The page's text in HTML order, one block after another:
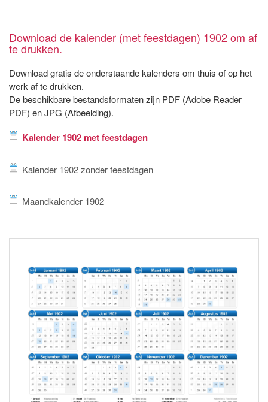
Download de kalender (met feestdagen) 1902 om af
te drukken.
Download gratis de onderstaande kalenders om thuis of op het
werk af te drukken.
De beschikbare bestandsformaten zijn PDF (Adobe Reader
PDF) en JPG (Afbeelding).
Kalender 1902 met feestdagen
Kalender 1902 zonder feestdagen
Maandkalender 1902